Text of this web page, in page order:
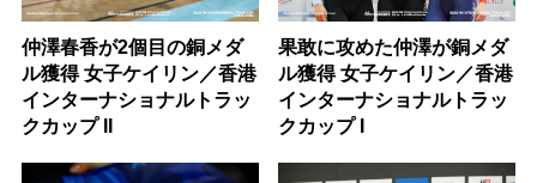
仲澤春香が2個目の銅メダ
ル獲得 女子ケイリン／香港
インターナショナルトラッ
クカップ II
果敢に攻めた仲澤が銅メダ
ル獲得 女子ケイリン／香港
インターナショナルトラッ
クカップ I